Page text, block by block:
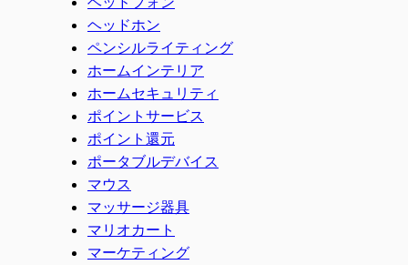
ヘッドホン
ペンシルライティング
ホームインテリア
ホームセキュリティ
ポイントサービス
ポイント還元
ポータブルデバイス
マウス
マッサージ器具
マリオカート
マーケティング